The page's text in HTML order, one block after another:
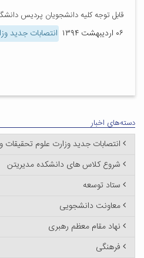
قابل توجه کلیه دانشجویان پردیس
۰۶ اردیبهشت ۱۳۹۴ انتصابات جدید
دسته‌های اخبار
انتصابات جدید وزارت علوم تحقیقات
شروع کلاس های دانشکده مدیریتن
ستاد توسعه
معاونت دانشجویی
نهاد مقام معظم رهبری
فرهنگی